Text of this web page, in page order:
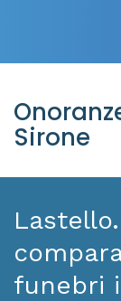
Sirone
funebri